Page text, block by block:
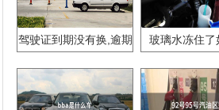
驾驶证到期没有换,逾期
玻璃水冻住了